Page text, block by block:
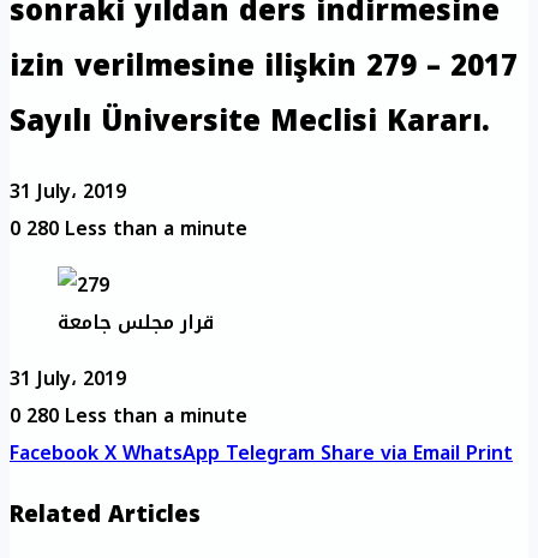
izin verilmesine ilişkin 279 – 2017
Sayılı Üniversite Meclisi Kararı.
31 July، 2019
0280Less than a minute
قرار مجلس جامعة
31 July، 2019
0280Less than a minute
FacebookXWhatsAppTelegramShare via EmailPrint
Related Articles